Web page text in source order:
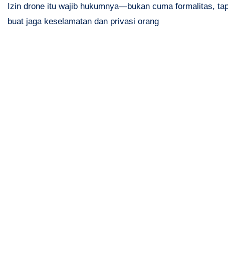
Izin drone itu wajib hukumnya—bukan cuma formalitas,
buat jaga keselamatan dan privasi orang